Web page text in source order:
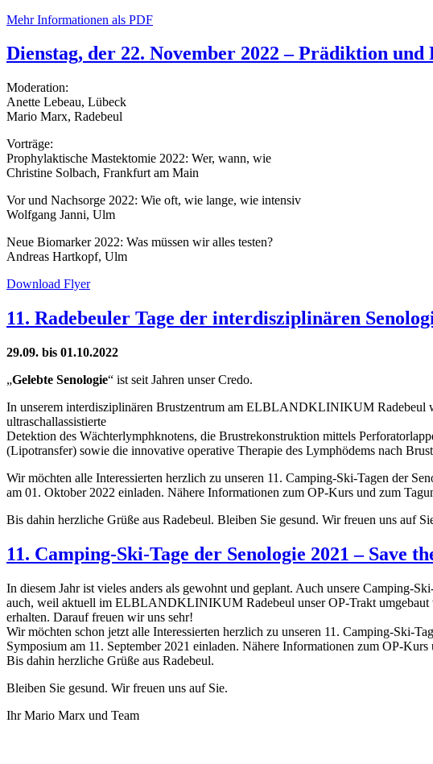
Mehr Informationen als PDF
Dienstag, der 22. November 2022 – Prädiktion
Moderation:
Anette Lebeau, Lübeck
Mario Marx, Radebeul
Vorträge:
Prophylaktische Mastektomie 2022: Wer, wann, wie
Christine Solbach, Frankfurt am Main
Vor und Nachsorge 2022: Wie oft, wie lange, wie intensiv
Wolfgang Janni, Ulm
Neue Biomarker 2022: Was müssen wir alles testen?
Andreas Hartkopf, Ulm
Download Flyer
11. Radebeuler Tage der interdisziplinären
29.09. bis 01.10.2022
„Gelebte Senologie“ ist seit Jahren unser Credo.
In unserem interdisziplinären Brustzentrum am ELBLANDKLINIKUM Radebeul
ultraschallassistierte
Detektion des Wächterlymphknotens, die Brustrekonstruktion mittels
(Lipotransfer) sowie die innovative operative Therapie des Lymphödems nach
Wir möchten alle Interessierten herzlich zu unseren 11. Camping-Ski-Tagen der
am 01. Oktober 2022 einladen. Nähere Informationen zum OP-Kurs und zum
Bis dahin herzliche Grüße aus Radebeul. Bleiben Sie gesund. Wir freuen uns auf
11. Camping-Ski-Tage der Senologie 2021 – Save
In diesem Jahr ist vieles anders als gewohnt und geplant. Auch unsere Camping-
auch, weil aktuell im ELBLANDKLINIKUM Radebeul unser OP-Trakt umgebaut
erhalten. Darauf freuen wir uns sehr!
Wir möchten schon jetzt alle Interessierten herzlich zu unseren 11. Camping-Ski-
Symposium am 11. September 2021 einladen. Nähere Informationen zum OP-
Bis dahin herzliche Grüße aus Radebeul.
Bleiben Sie gesund. Wir freuen uns auf Sie.
Ihr Mario Marx und Team